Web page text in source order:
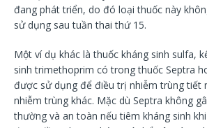
đang phát triển, do đó loại thuốc này
sử dụng sau tuần thai thứ 15.
Một ví dụ khác là thuốc kháng sinh sulfa,
sinh trimethoprim có trong thuốc Septra
được sử dụng để điều trị nhiễm trùng tiết
nhiễm trùng khác. Mặc dù Septra không
thường và an toàn nếu tiêm kháng sinh